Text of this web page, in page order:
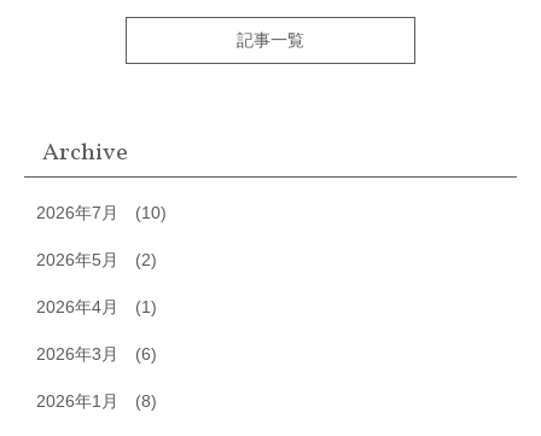
記事一覧
Archive
2026年7月 (10)
2026年5月 (2)
2026年4月 (1)
2026年3月 (6)
2026年1月 (8)